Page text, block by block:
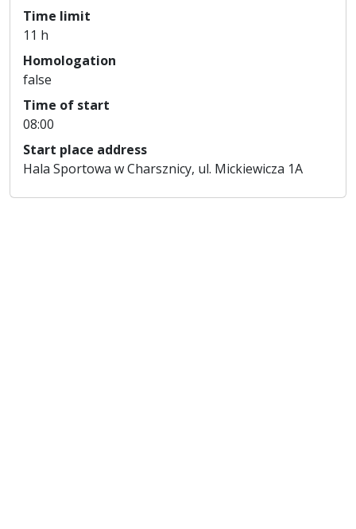
Time limit
11 h
Homologation
false
Time of start
08:00
Start place address
Hala Sportowa w Charsznicy, ul. Mickiewicza 1A